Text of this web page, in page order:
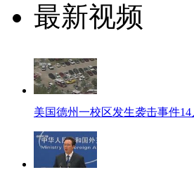
最新视频
美国德州一校区发生袭击事件